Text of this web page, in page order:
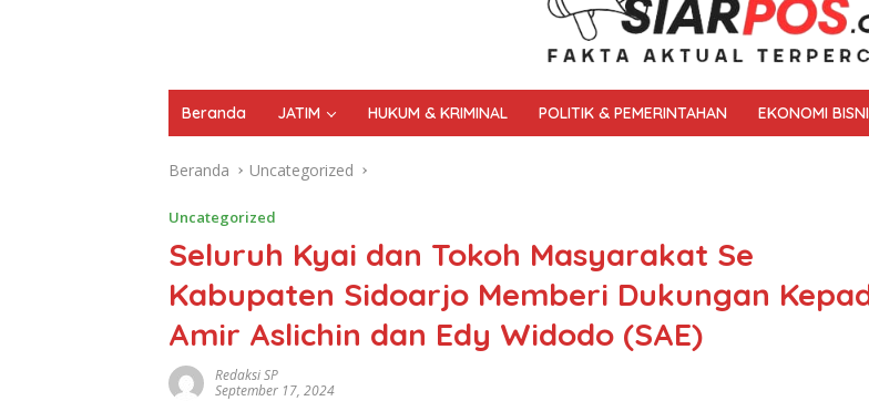
Beranda JATIM HUKUM & KRIMINAL POLITIK & PEMERINTAHAN EKONOMI
Beranda Uncategorized
Uncategorized
Seluruh Kyai dan Tokoh Masyarakat Se
Kabupaten Sidoarjo Memberi Dukungan
Amir Aslichin dan Edy Widodo (SAE)
Redaksi SP
September 17, 2024